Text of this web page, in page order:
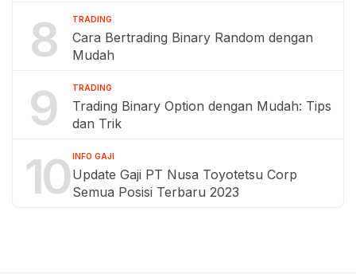
8 TRADING
Cara Bertrading Binary Random dengan
Mudah
9 TRADING
Trading Binary Option dengan Mudah: Tips
dan Trik
10 INFO GAJI
Update Gaji PT Nusa Toyotetsu Corp
Semua Posisi Terbaru 2023